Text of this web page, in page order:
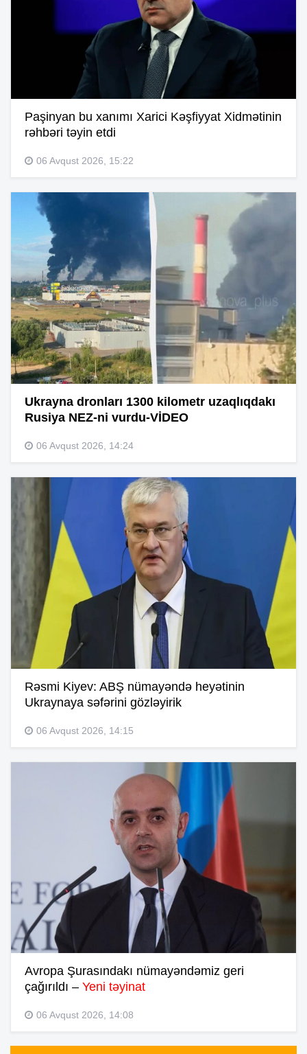
Paşinyan bu xanımı Xarici Kəşfiyyat Xidmətinin
rəhbəri təyin etdi
06 Avqust 2026, 15:22
Ukrayna dronları 1300 kilometr uzaqlıqdakı
Rusiya NEZ-ni vurdu-VİDEO
06 Avqust 2026, 14:24
Rəsmi Kiyev: ABŞ nümayəndə heyətinin
Ukraynaya səfərini gözləyirik
06 Avqust 2026, 14:15
Avropa Şurasındakı nümayəndəmiz geri
çağırıldı – Yeni təyinat
06 Avqust 2026, 14:08